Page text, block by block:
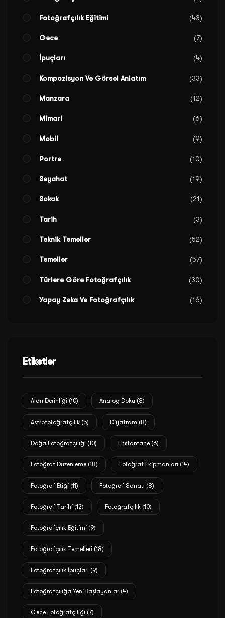
Fotoğrafçılık Eğitimi 43
Gece 7
İpuçları 4
Kompozisyon Ve Görsel Anlatım 33
Manzara 12
Mimari 6
Mobil 9
Portre 10
Seyahat 19
Sokak 21
Tarih 3
Teknik Temeller 52
Temeller 57
Türlere Göre Fotoğrafçılık 30
Yapay Zeka Ve Fotoğrafçılık 16
Etiketler
Alan Derinliği (10) Analog Doku (3)
Astrofotoğrafçılık (5) Diyafram (8)
Doğa Fotoğrafçılığı (10) Enstantane (6)
Fotoğraf Düzenleme (18) Fotoğraf Ekipmanları (14)
Fotoğraf Etiği (11) Fotoğraf Sanatı (8)
Fotoğraf Tarihi (12) Fotoğrafçılık (10)
Fotoğrafçılık Eğitimi (9)
Fotoğrafçılık Temelleri (18)
Fotoğrafçılık İpuçları (9)
Fotoğrafçılığa Yeni Başlayanlar (4)
Gece Fotoğrafçılığı (7)